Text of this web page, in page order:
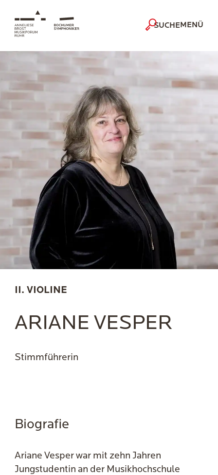
SUCHEMENÜ
II. VIOLINE
ARIANE VESPER
Stimmführerin
Biografie
Ariane Vesper war mit zehn Jahren
Jungstudentin an der Musikhochschule